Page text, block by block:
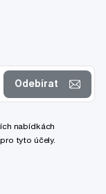
Odebírat
nabídkách
pro tyto účely.